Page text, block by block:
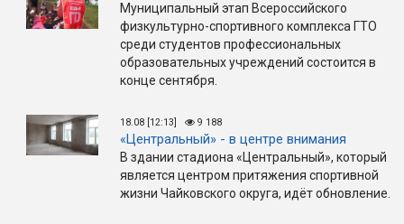
Муниципальный этап Всероссийского
физкультурно-спортивного комплекса ГТО
среди студентов профессиональных
образовательных учреждений состоится в
конце сентября.
18.08 [12:13] 9 188
«Центральный» - в центре внимания
В здании стадиона «Центральный», который
является центром притяжения спортивной
жизни Чайковского округа, идёт обновление.